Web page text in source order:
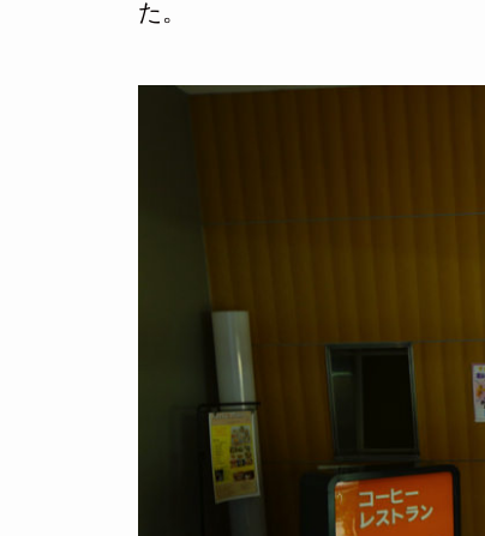
た。